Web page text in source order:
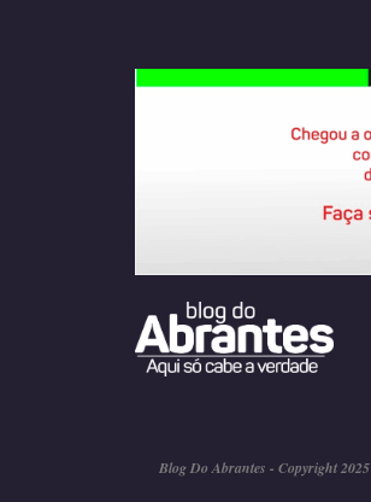
Blog Do Abrantes - Copyright 2025